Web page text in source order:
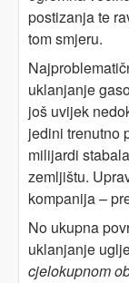
postizanja te
tom smjeru.
uklanjanje
još uvijek
jedini trenutno
milijardi
zemljištu.
kompanija –
No ukupna
uklanjanje
cjelokupnom